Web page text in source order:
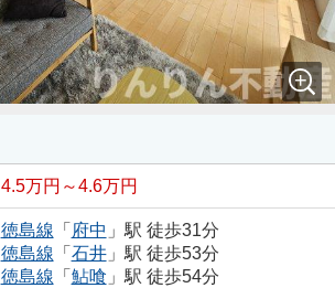
4.5万円～4.6万円
徳島線 「 府中 」駅 徒歩31分
徳島線 「 石井」駅 徒歩53分
徳島線 「 鮎喰 」駅 徒歩54分